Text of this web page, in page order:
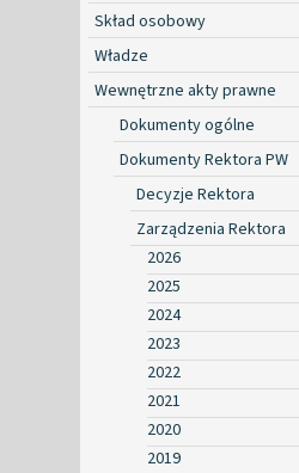
Skład osobowy
Władze
Wewnętrzne akty prawne
Dokumenty ogólne
Dokumenty Rektora PW
Decyzje Rektora
Zarządzenia Rektora
2026
2025
2024
2023
2022
2021
2020
2019